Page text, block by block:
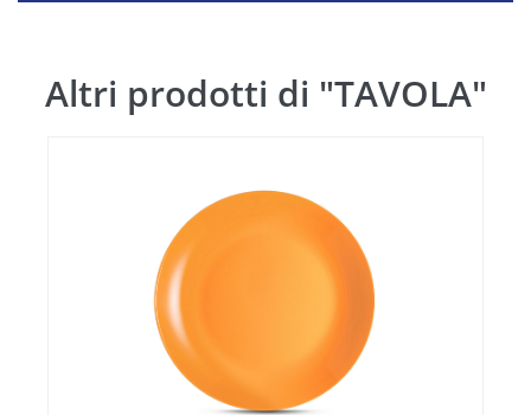
Altri prodotti di "TAVOLA"